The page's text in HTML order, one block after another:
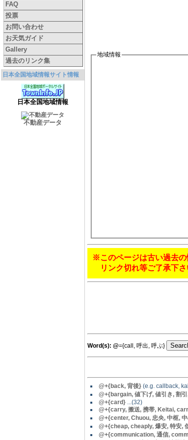
FAQ
投票
お問い合わせ
お天気ガイド
Gallery
過去のリンク集
日本全国地域情報サイト情報
日本全国地域情報
不動産データ
地域情報
※このページは古い過去の
リンク切れ等ご了承下さ
Word(s): @={call, 呼出, 呼ぶ}
@+{back, 背後} (e.g. callback,
@+{bargain, 値下げ, 値引き, 割
@+{card} ...(32)
@+{carry, 搬送, 携帯, Keitai,
@+{center, Chuou, 忠央, 中枢,
@+{cheap, cheaply, 爆安, 特安,
@+{communication, 通信,